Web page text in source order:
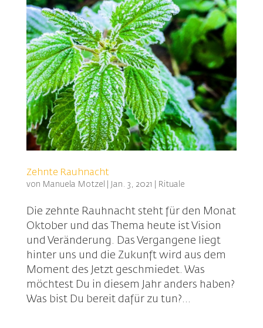
Zehnte Rauhnacht
von Manuela Motzel Jan. 3, 2021 Rituale
Die zehnte Rauhnacht steht für den Monat
Oktober und das Thema heute ist Vision
und Veränderung. Das Vergangene liegt
hinter uns und die Zukunft wird aus dem
Moment des Jetzt geschmiedet. Was
möchtest Du in diesem Jahr anders haben?
Was bist Du bereit dafür zu tun?...